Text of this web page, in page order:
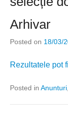
Arhivar
Posted on 18/03/
Rezultatele pot
Posted in Anunturi